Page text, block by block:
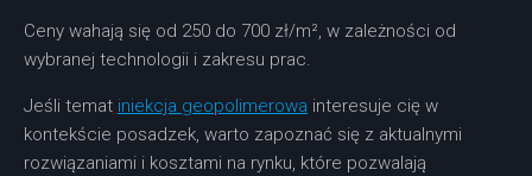
Ceny wahają się od 250 do 700 zł/m², w zależności od
wybranej technologii i zakresu prac.
Jeśli temat iniekcja geopolimerowa interesuje cię w
kontekście posadzek, warto zapoznać się z aktualnymi
rozwiązaniami i kosztami na rynku, które pozwalają